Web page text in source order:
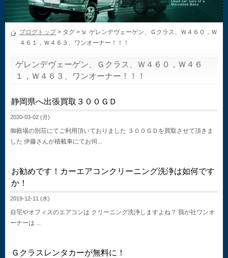
ブログトップ> タグ >
ゲレンデヴェーゲン、Ｇクラス、Ｗ４６０，Ｗ
４６１，Ｗ４６３、ワンオーナー！！！
ゲレンデヴェーゲン、Ｇクラス、Ｗ４６０，Ｗ４６
１，Ｗ４６３、ワンオーナー！！！
静岡県へ出張買取３００ＧＤ
2020-03-02 (月)
御殿場の別荘にてご利用頂いておりました ３００ＧＤを買取させて頂きま
した 伊藤さんが積載車にてお伺...
お勧めです！カーエアコンクリーニング洗浄は如何です
か！
2019-12-11 (水)
自宅やオフィスのエアコンは クリーニング洗浄しますよね？ 我が社ワンオ
ーナーは ...
Ｇクラスレンタカーが無料に！